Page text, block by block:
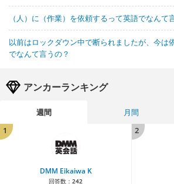
（人）に（作業）を依頼するって英語でなんて
以前はロックダウン中で断られましたが、今は
でなんて言うの？
アンカーランキング
週間 月間
1
DMM Eikaiwa K
回答数： 242
2